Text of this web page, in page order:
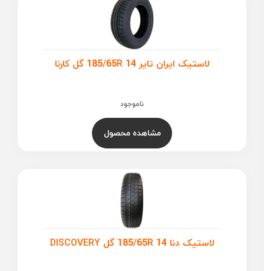
لاستیک ایران تایر 185/65R 14 گل کارنا
ناموجود
مشاهده محصول
لاستیک دنا 185/65R 14 گل DISCOVERY